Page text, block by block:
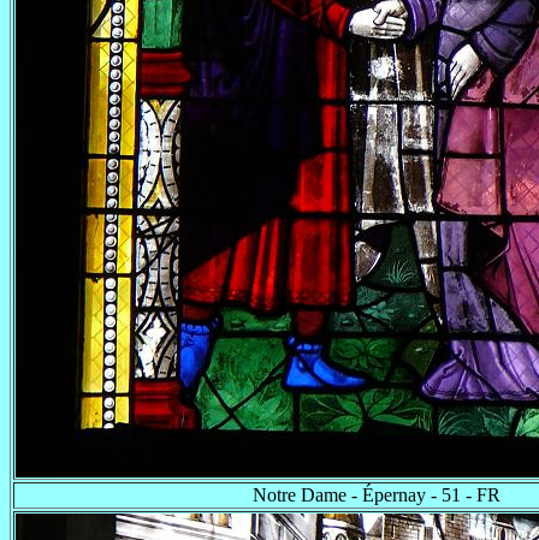
Notre Dame - Épernay - 51 - FR